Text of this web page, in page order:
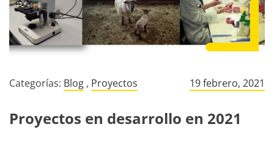
Categorías: Blog , Proyectos 19 febrero, 2021
Proyectos en desarrollo en 2021